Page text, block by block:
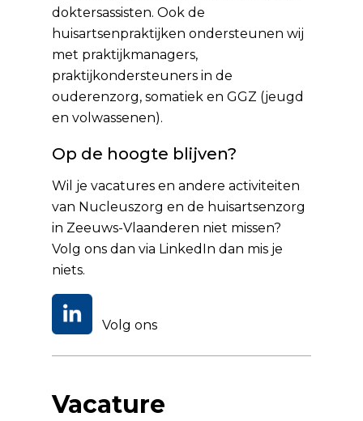
doktersassisten. Ook de
huisartsenpraktijken ondersteunen wij
met praktijkmanagers,
praktijkondersteuners in de
ouderenzorg, somatiek en GGZ (jeugd
en volwassenen).
Op de hoogte blijven?
Wil je vacatures en andere activiteiten
van Nucleuszorg en de huisartsenzorg
in Zeeuws-Vlaanderen niet missen?
Volg ons dan via LinkedIn dan mis je
niets.
Volg ons
Vacature